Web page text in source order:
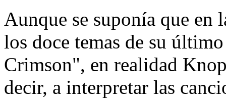
Aunque se suponía que en
los doce temas de su
Crimson", en realidad
decir, a interpretar las